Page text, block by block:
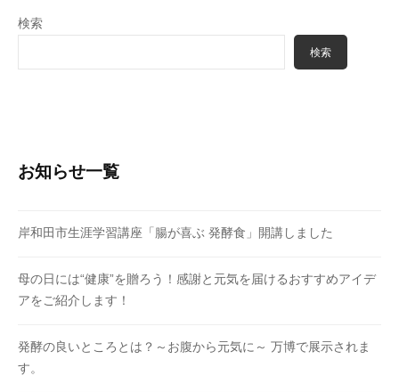
検索
検索
お知らせ一覧
岸和田市生涯学習講座「腸が喜ぶ 発酵食」開講しました
母の日には“健康”を贈ろう！感謝と元気を届けるおすすめアイデ
アをご紹介します！
発酵の良いところとは？～お腹から元気に～ 万博で展示されま
す。